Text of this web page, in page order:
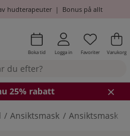
hudterapeuter| Bonus på allt
Boka tid Logga in Antal i
.
Favoriter .
Varukorg
25% rabatt
Ansiktsmask Ansiktsmask